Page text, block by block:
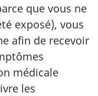
que vous ne
exposé), vous
afin de recevoir
médicale
les